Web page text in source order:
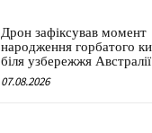
Дрон зафіксував момент
народження горбатого
біля узбережжя Австралії
07.08.2026